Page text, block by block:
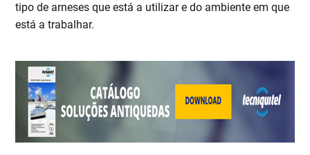
tipo de arneses que está a utilizar e do ambiente em que
está a trabalhar.